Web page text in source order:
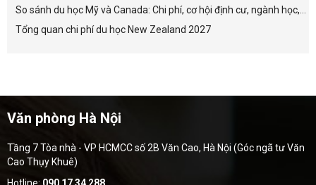
So sánh du học Mỹ và Canada: Chi phí, cơ hội định cư, ngành học,...
Tổng quan chi phí du học New Zealand 2027
Văn phòng Hà Nội
Tầng 7 Tòa nhà - VP HCMCC số 2B Văn Cao, Hà Nội (Góc ngã tư Văn
Cao Thụy Khuê)